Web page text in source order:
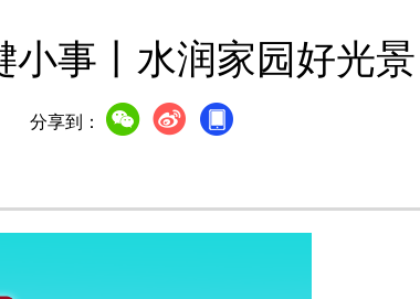
小事丨水润家园好光景
分享到：